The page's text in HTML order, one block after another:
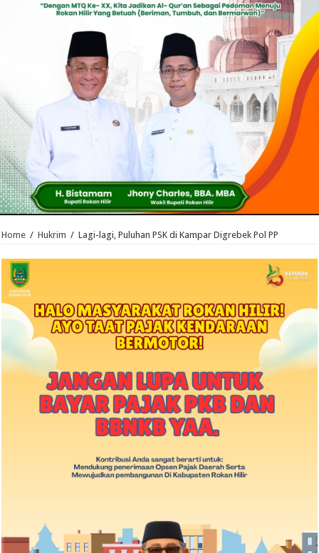
Home / Hukrim / Lagi-lagi, Puluhan PSK di Kampar Digrebek Pol PP